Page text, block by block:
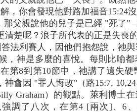
，你會發現他對路加福音15:24
父親說他的兒子是已經 "死了"
楚呢？浪子所代表的正是失喪的
法利賽人，因他們抱怨說，祂
，神是多麼的喜悅。每則比喻
第8到第10節中，祂講了遺失
會因 "罪人悔改"（路15:7,
Graham）的觀點。萊利博士
調了八次，在第4 [兩次]、6